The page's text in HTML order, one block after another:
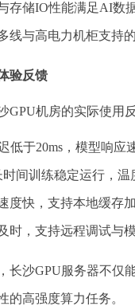
存储IO性能满足AI数
线与高电力机柜支持的
验反馈
GPU机房的实际使用
低于20ms，模型响应
时间训练稳定运行，温
度快，支持本地缓存加
时，支持远程调试与模
长沙GPU服务器不仅
的高强度算力任务。